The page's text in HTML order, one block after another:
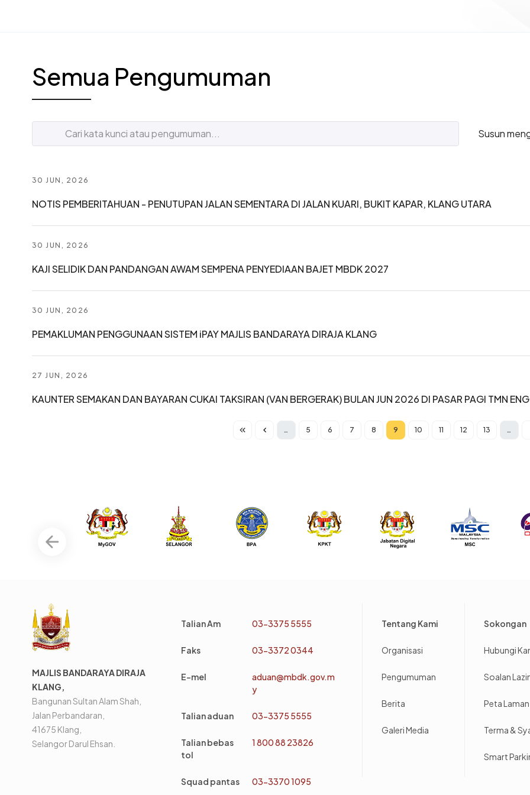
Semua Pengumuman
Susun
30 JUN, 2026
NOTIS PEMBERITAHUAN - PENUTUPAN JALAN SEMENTARA DI JALAN KUARI, BUKIT KAPAR, KLANG UTARA
30 JUN, 2026
KAJI SELIDIK DAN PANDANGAN AWAM SEMPENA PENYEDIAAN BAJET MBDK 2027
30 JUN, 2026
PEMAKLUMAN PENGGUNAAN SISTEM iPAY MAJLIS BANDARAYA DIRAJA KLANG
27 JUN, 2026
KAUNTER SEMAKAN DAN BAYARAN CUKAI TAKSIRAN (VAN BERGERAK) BULAN JUN 2026 DI PASAR PAGI TMN
… Halaman
5 Halaman
6 Halaman
7 Halaman
8 Current page
9 Halaman
10 Halaman
11 Halaman
12 Halaman
13 …
MAJLIS BANDARAYA DIRAJA
KLANG,
Bangunan Sultan Alam Shah,
Jalan Perbandaran,
41675 Klang,
Selangor Darul Ehsan.
Talian Am 03-3375 5555
Faks 03-3372 0344
E-mel
aduan@mbdk.gov.m
y
Talian aduan 03-3375 5555
Talian bebas
tol
1 800 88 23826
Squad pantas 03-3370 1095
Tentang Kami
Organisasi
Pengumuman
Berita
Galeri Media
Sokongan
Hubungi
Soalan
Peta Laman
Terma &
Smart